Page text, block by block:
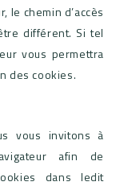
le chemin d’accès
différent. Si tel
vous permettra
des cookies.
vous invitons à
afin de
dans ledit